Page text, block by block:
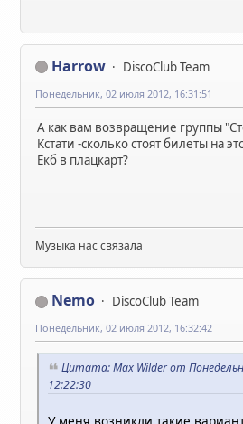
Harrow
DiscoClub Team
Понедельник, 02 июля 2012, 16:31:51
А как вам возвращение группы
Кстати -сколько стоят билеты на
Екб в плацкарт?
Музыка нас связала
Nemo
DiscoClub Team
Понедельник, 02 июля 2012, 16:32:42
Цитата: Max Wilder от
12:22:30